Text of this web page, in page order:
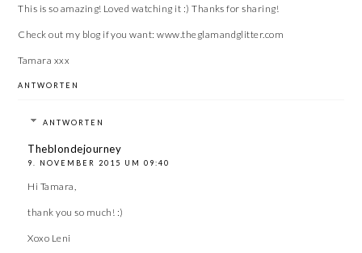
This is so amazing! Loved watching it :) Thanks for sharing!
Check out my blog if you want: www.theglamandglitter.com
Tamara xxx
ANTWORTEN
ANTWORTEN
Theblondejourney
9. NOVEMBER 2015 UM 09:40
Hi Tamara,
thank you so much! :)
Xoxo Leni